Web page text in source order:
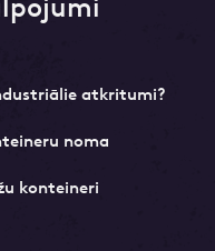
atkritumi?
noma
konteineri